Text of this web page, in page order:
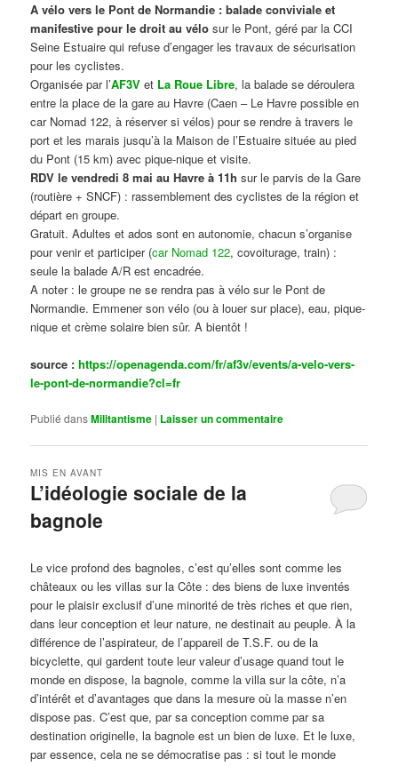
A vélo vers le Pont de Normandie : balade conviviale et
manifestive pour le droit au vélo sur le Pont, géré par la CCI
Seine Estuaire qui refuse d’engager les travaux de sécurisation
pour les cyclistes.
Organisée par l’AF3V et La Roue Libre, la balade se déroulera
entre la place de la gare au Havre (Caen – Le Havre possible en
car Nomad 122, à réserver si vélos) pour se rendre à travers le
port et les marais jusqu’à la Maison de l’Estuaire située au pied
du Pont (15 km) avec pique-nique et visite.
RDV le vendredi 8 mai au Havre à 11h sur le parvis de la Gare
(routière + SNCF) : rassemblement des cyclistes de la région et
départ en groupe.
Gratuit. Adultes et ados sont en autonomie, chacun s’organise
pour venir et participer (car Nomad 122, covoiturage, train) :
seule la balade A/R est encadrée.
A noter : le groupe ne se rendra pas à vélo sur le Pont de
Normandie. Emmener son vélo (ou à louer sur place), eau, pique-
nique et crème solaire bien sûr. A bientôt !
source :https://openagenda.com/fr/af3v/events/a-velo-vers-
le-pont-de-normandie?cl=fr
Publié dansMilitantisme | Laisser un commentaire
L’idéologie sociale de la
bagnole
MIS EN AVANT
Le vice profond des bagnoles, c’est qu’elles sont comme les
châteaux ou les villas sur la Côte : des biens de luxe inventés
pour le plaisir exclusif d’une minorité de très riches et que rien,
dans leur conception et leur nature, ne destinait au peuple. À la
différence de l’aspirateur, de l’appareil de T.S.F. ou de la
bicyclette, qui gardent toute leur valeur d’usage quand tout le
monde en dispose, la bagnole, comme la villa sur la côte, n’a
d’intérêt et d’avantages que dans la mesure où la masse n’en
dispose pas. C’est que, par sa conception comme par sa
destination originelle, la bagnole est un bien de luxe. Et le luxe,
par essence, cela ne se démocratise pas : si tout le monde